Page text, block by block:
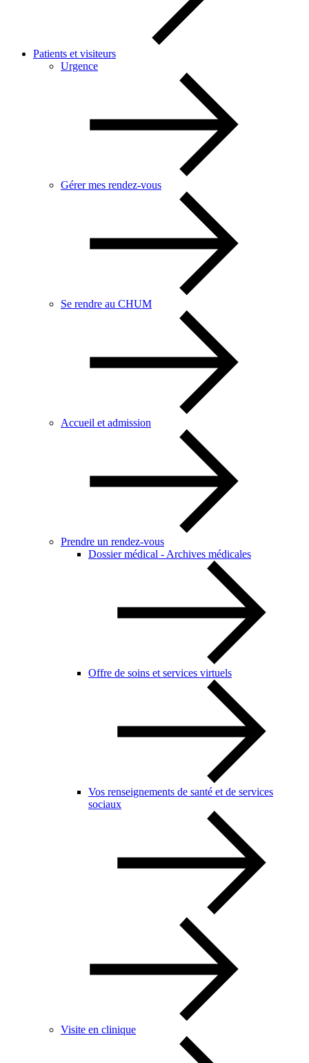
Patients et visiteurs
Urgence
Gérer mes rendez-vous
Se rendre au CHUM
Accueil et admission
Prendre un rendez-vous
Dossier médical - Archives médicales
Offre de soins et services virtuels
Vos renseignements de santé et de services
sociaux
Visite en clinique